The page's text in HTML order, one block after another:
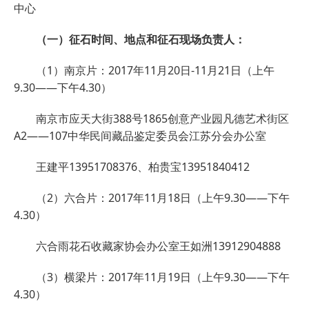
中心
（一）征石时间、地点和征石现场负责人：
（1）南京片：2017年11月20日-11月21日（上午
9.30——下午4.30）
南京市应天大街388号1865创意产业园凡德艺术街区
A2——107中华民间藏品鉴定委员会江苏分会办公室
王建平13951708376、柏贵宝13951840412
（2）六合片：2017年11月18日（上午9.30——下午
4.30）
六合雨花石收藏家协会办公室王如洲13912904888
（3）横梁片：2017年11月19日（上午9.30——下午
4.30）